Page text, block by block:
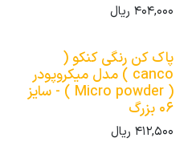
404,000 ریال
پاک کن رنگی کنکو (
canco ) مدل میکروپودر
( Micro powder ) - سایز
06 بزرگ
412,500 ریال